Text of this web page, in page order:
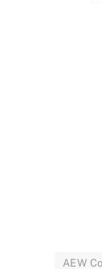
AEW